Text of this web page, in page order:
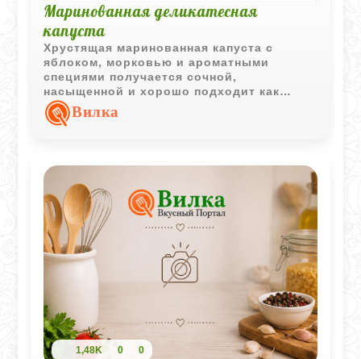
Маринованная деликатесная
капуста
Хрустящая маринованная капуста с
яблоком, морковью и ароматными
специями получается сочной,
насыщенной и хорошо подходит как
легкая закуска или дополнение к горячим
блюдам.
Вилка
1,48K 0 0